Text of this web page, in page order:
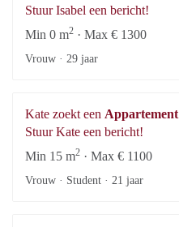
Stuur Isabel een bericht!
Min 0 m2 · Max € 1300
Vrouw · 29 jaar
Kate zoekt een Appartement
Stuur Kate een bericht!
Min 15 m2 · Max € 1100
Vrouw · Student · 21 jaar